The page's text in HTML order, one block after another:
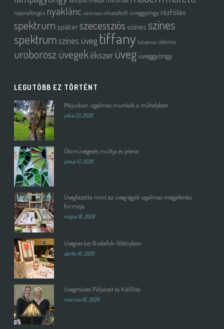
napraforgós nyaklánc nárciszos olvasztott üveggyöngy rézfóliás
spektrum spiáterszecessziós színes színes
spektrumszínes üveg tiffany tulipános uboros
uroborosz üvegekékszerüveg üveggyöngy
LEGUTÓBB EZ TÖRTÉNT
Májusban izgalmas munkák a műhelyben
július 23, 2026
Ólomüvegezés múltja és jelene
június 12, 2026
Üvegfazetta mint az üveg egyik izgalmas megjelenési
formája.
május 18, 2026
Üvegvarázs Budafok-Tétényben
április 16, 2026
Üvegműves Pályázat és Kiállítás
március 16, 2026